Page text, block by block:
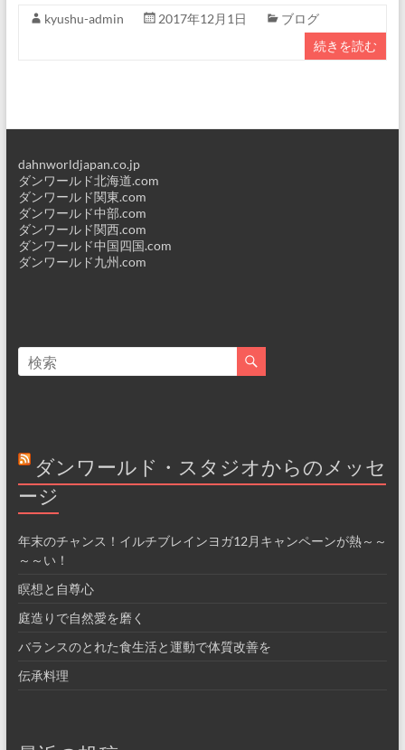
kyushu-admin 2017年12月1日
ブログ
続きを読む
dahnworldjapan.co.jp
ダンワールド北海道.com
ダンワールド関東.com
ダンワールド中部.com
ダンワールド関西.com
ダンワールド中国四国.com
ダンワールド九州.com
ダンワールド・スタジオからのメッセ
ージ
年末のチャンス！イルチブレインヨガ12月キャンペーンが熱～～
～～い！
瞑想と自尊心
庭造りで自然愛を磨く
バランスのとれた食生活と運動で体質改善を
伝承料理